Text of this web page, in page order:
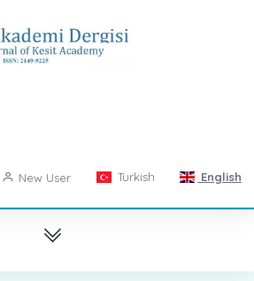
New User Turkish English